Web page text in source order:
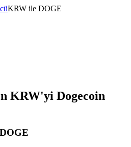
KRW ile DOGE
KRW'yi Dogecoin